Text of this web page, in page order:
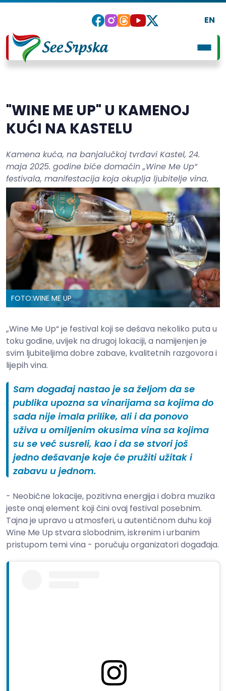
EN
"WINE ME UP" U KAMENOJ
KUĆI NA KASTELU
Kamena kuća, na banjalučkoj tvrđavi Kastel, 24.
maja 2025. godine biće domaćin „Wine Me Up“
festivala, manifestacija koja okuplja ljubitelje vina.
FOTO:WINE ME UP
„Wine Me Up“ je festival koji se dešava nekoliko puta u
toku godine, uvijek na drugoj lokaciji, a namijenjen je
svim ljubiteljima dobre zabave, kvalitetnih razgovora i
lijepih vina.
Sam događaj nastao je sa željom da se
publika upozna sa vinarijama sa kojima do
sada nije imala prilike, ali i da ponovo
uživa u omiljenim okusima vina sa kojima
su se već susreli, kao i da se stvori još
jedno dešavanje koje će pružiti užitak i
zabavu u jednom.
- Neobične lokacije, pozitivna energija i dobra muzika
jeste onaj element koji čini ovaj festival posebnim.
Tajna je upravo u atmosferi, u autentičnom duhu koji
Wine Me Up stvara slobodnim, iskrenim i urbanim
pristupom temi vina - poručuju organizatori događaja.